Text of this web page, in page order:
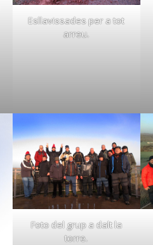
Esllavissades per a tot
arreu.
Foto del grup a dalt la
torre.